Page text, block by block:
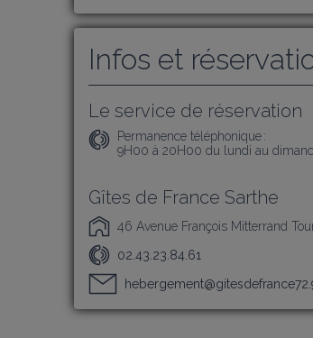
Infos et
Le service de réservation
Permanence téléphonique :
9H00 à 20H00 du lundi au
Gîtes de France Sarthe
46 Avenue François Mitterrand
02.43.23.84.61